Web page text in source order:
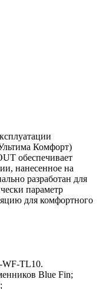
Комфорт)
обеспечивает
нанесенное на
разработан для
параметр
для комфортного
WF-TL10.
Blue Fin;